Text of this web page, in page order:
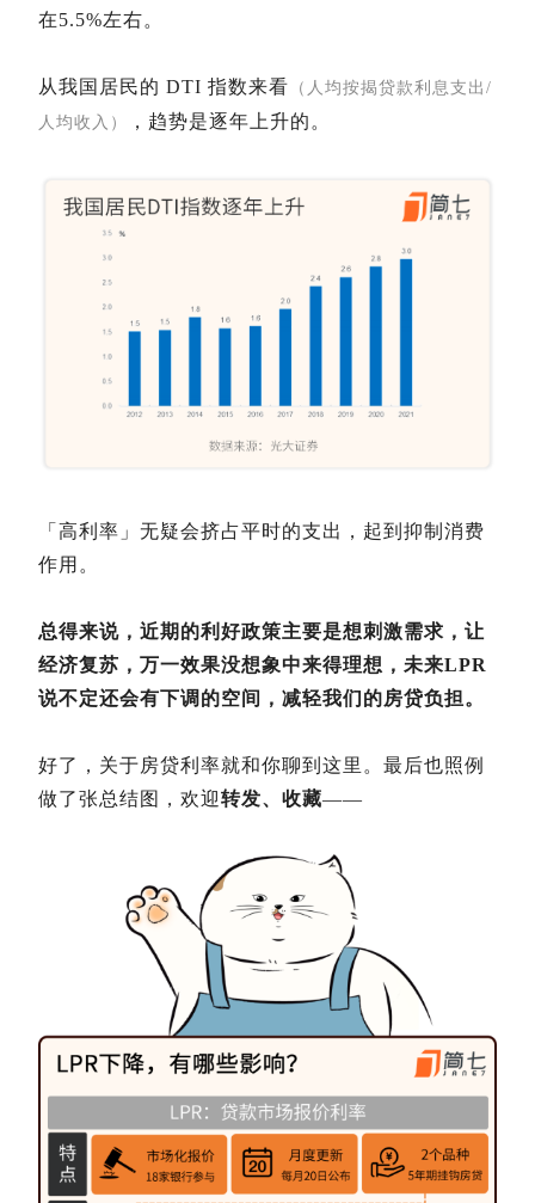
在5.5%左右。
从我国居民的 DTI 指数来看 （人均按揭贷款利息支出/
人均收入）
，趋势是逐年上升的。
「高利率」无疑会挤占平时的支出，起到抑制消费
作用。
总得来说，近期的利好政策主要是想刺激需求，让
经济复苏，万一效果没想象中来得理想，未来LPR
说不定还会有下调的空间，减轻我们的房贷负担。
好了，关于房贷利率就和你聊到这里。 最后也照例
做了张总结图，欢迎转发、收藏——